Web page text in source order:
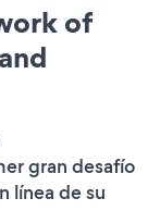
of
gran desafío
línea de su